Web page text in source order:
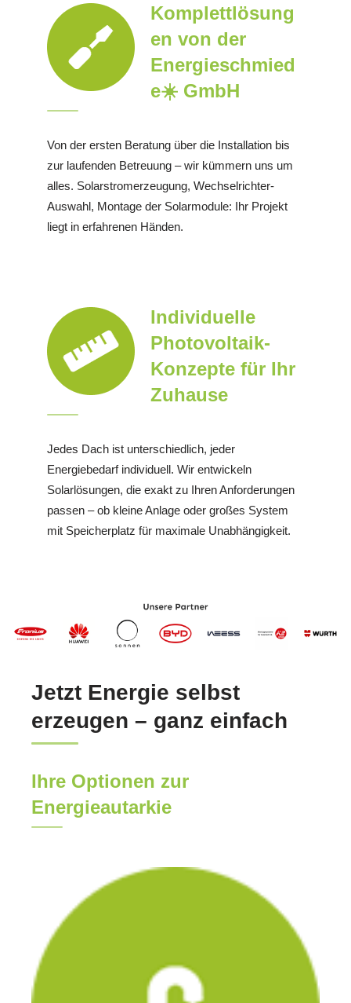
Komplettlösung
en von der
Energieschmied
e☀️ GmbH
Von der ersten Beratung über die Installation bis
zur laufenden Betreuung – wir kümmern uns um
alles. Solarstromerzeugung, Wechselrichter-
Auswahl, Montage der Solarmodule: Ihr Projekt
liegt in erfahrenen Händen.
Individuelle
Photovoltaik-
Konzepte für Ihr
Zuhause
Jedes Dach ist unterschiedlich, jeder
Energiebedarf individuell. Wir entwickeln
Solarlösungen, die exakt zu Ihren Anforderungen
passen – ob kleine Anlage oder großes System
mit Speicherplatz für maximale Unabhängigkeit.
Jetzt Energie selbst
erzeugen – ganz einfach
Ihre Optionen zur
Energieautarkie